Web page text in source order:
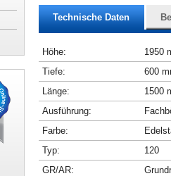
Technische Daten
Höhe:
1950
Tiefe:
600
Länge:
1500
Ausführung:
Farbe:
Typ:
120
GR/AR: